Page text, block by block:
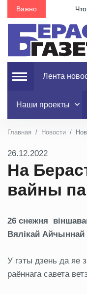
Важно Что
Лента
Наши проекты
Главная Новости
26.12.2022
На
вайны
26 снежня
Вялікай
У гэты дзень да яе
раённага савета